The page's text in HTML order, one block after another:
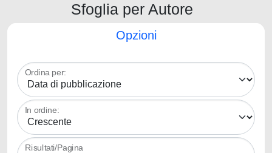
Sfoglia per Autore
Opzioni
Ordina per:
In ordine:
Risultati/Pagina